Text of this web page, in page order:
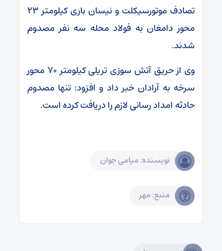
تصادف موتورسیکلت و نیسان باری کیلومتر ۲۳
محور دامغان به فولاد محله سه نفر مصدوم
شدند.
وی از حریق آتش سوزی تریلی کیلومتر ۷۰ محور
سرخه به آرادان خبر داد و افزود: تنها مصدوم
حادثه امداد رسانی لازم را دریافت کرده است.
نویسنده: میامی جوان
منبع: مهر